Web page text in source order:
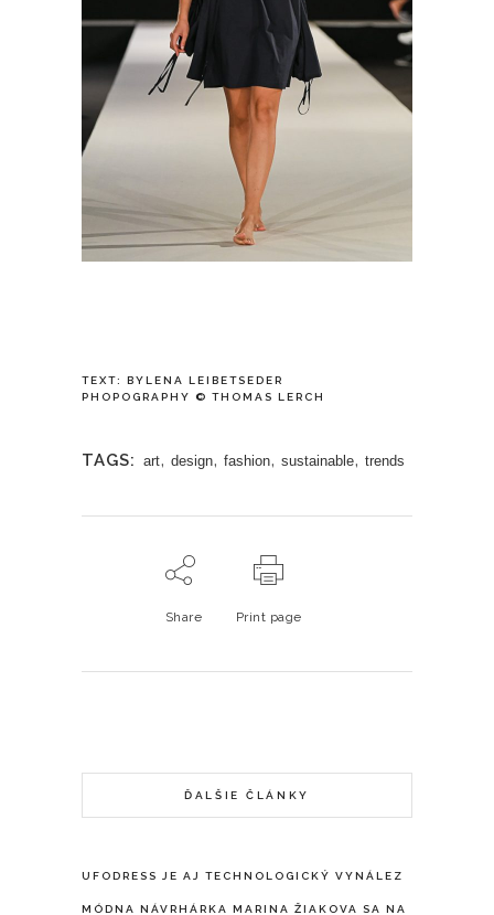
TEXT: BYLENA LEIBETSEDER
PHOPOGRAPHY © THOMAS LERCH
TAGS: art, design, fashion, sustainable, trends
Share Print page
ĎALŠIE ČLÁNKY
UFODRESS JE AJ TECHNOLOGICKÝ VYNÁLEZ
MÓDNA NÁVRHÁRKA MARINA ŽIAKOVA SA NA